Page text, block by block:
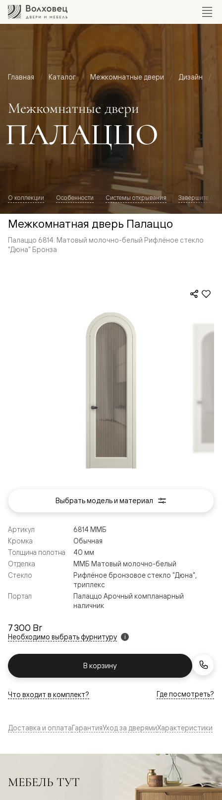
Главная Каталог Межкомнатные двери Дизайн
Межкомнатные двери
ПАЛАЦЦО
О коллекции Особенности Системы открывания Завершите
Межкомнатная дверь Палаццо
Палаццо 6814. Матовый молочно-белый Рифлёное стекло
"Дюна" Бронза
7 300 Br
Необходимо выбрать фурнитуру i
В корзину
Артикул
6814 ММБ
Кромка
Обычная
Толщина полотна
40 мм
Отделка
ММБ Матовый молочно-белый
Стекло
Рифлёное бронзовое стекло "Дюна",
триплекс
Портал
Палаццо Арочный компланарный
наличник
Что входит в комплект? Где посмотреть?
Выбрать модель и материал
Доставка и оплатаГарантияУход за дверямиХарактеристики
МЕБЕЛЬ ТУТ